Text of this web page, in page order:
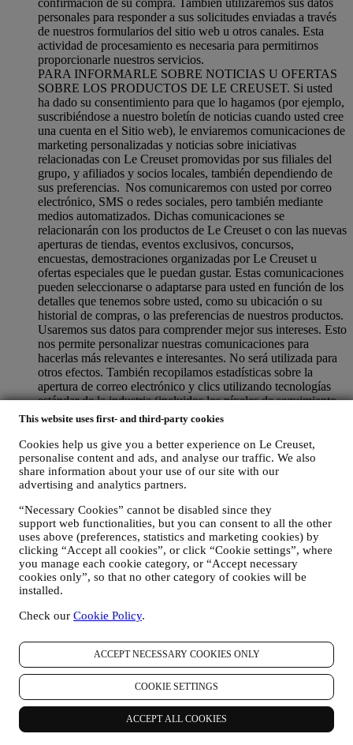
This website uses first- and third-party cookies
Cookies help us give you a better experience on Le Creuset,
personalise content and ads, and analyse our traffic. We also
share information about your use of our site with our
advertising and analytics partners.
“Necessary Cookies” cannot be disabled since they
support web functionalities, but you can consent to all the other
uses above (preferences, statistics and marketing cookies) by
clicking “Accept all cookies”, or click “Cookie settings”, where
you manage each cookie category, or “Accept necessary
cookies only”, so that no other category of cookies will be
installed.
Check our Cookie Policy.
ACCEPT NECESSARY COOKIES ONLY
COOKIE SETTINGS
ACCEPT ALL COOKIES
confirmación de su compra. También utilizaremos sus datos
personales para responder a sus solicitudes enviadas a través
de nuestros formularios del sitio web u otros canales. Esta
actividad de procesamiento es necesaria para permitirnos
proporcionarle nuestros servicios.
PARA INFORMARLE SOBRE NOTICIAS U OFERTAS
SOBRE LOS PRODUCTOS DE LE CREUSET. Si usted
ha dado su consentimiento para que lo hagamos (por ejemplo,
suscribiéndose a nuestro boletín de noticias cuando usted cree
una cuenta en el Sitio web), le enviaremos comunicaciones de
marketing personalizadas y noticias sobre iniciativas
relacionadas con Le Creuset promovidas por sus filiales del
grupo, y afiliados y socios locales, también dependiendo de
sus preferencias. Nos comunicaremos con usted por correo
electrónico, SMS o redes sociales, pero también mediante
medios automatizados. Dichas comunicaciones se
relacionarán con los productos de Le Creuset o con las nuevas
aperturas de tiendas, eventos exclusivos, concursos,
encuestas, demostraciones organizadas por Le Creuset u
ofertas especiales que le puedan gustar. Estas comunicaciones
pueden seleccionarse o adaptarse para usted en función de los
detalles que tenemos sobre usted, como su ubicación o su
historial de compras, o las preferencias de nuestros productos.
Usaremos sus datos para comprender mejor sus intereses. Esto
nos permite personalizar nuestras comunicaciones para
hacerlas más relevantes e interesantes. No será utilizada para
otros efectos. También recopilamos estadísticas sobre la
apertura de correo electrónico y clics utilizando tecnologías
estándar de la industria (incluidos los píxeles de seguimiento
en los correos electrónicos) para ayudarnos a monitorizar
nuestros boletines informativos. Este procesamiento se basa
en su consentimiento para recibir comunicaciones de
marketing personalizadas de nuestra parte. La opción de
suscripción se puede ejercer en los puntos donde se recopila
información personal seleccionando la casilla de verificación
Exclusión voluntaria: Puede dejar de recibir nuestras
comunicaciones o actualizaciones de marketing en cualquier
momento, de forma gratuita, a través de los métodos que se
muestran como parte de la comunicación (por ejemplo, para darse de
baja de la newsletter puede hacer clic en el enlace para darse de baja
que aparece en la parte inferior de cada correo electrónico). En
cualquier caso, si desea poner fin a cualquiera de nuestras
actividades de marketing, envíenos un correo electrónico a
privacy@lecreuset.com. Procesaremos su exclusión lo antes posible,
pero en algunas circunstancias puede recibir algunos mensajes más
hasta que la exclusión se procese por completo.Por favor,
recuerde que no pasamos ni vendemos sus datos de contacto y
otros datos personales a otras empresas para sus fines de
marketing.